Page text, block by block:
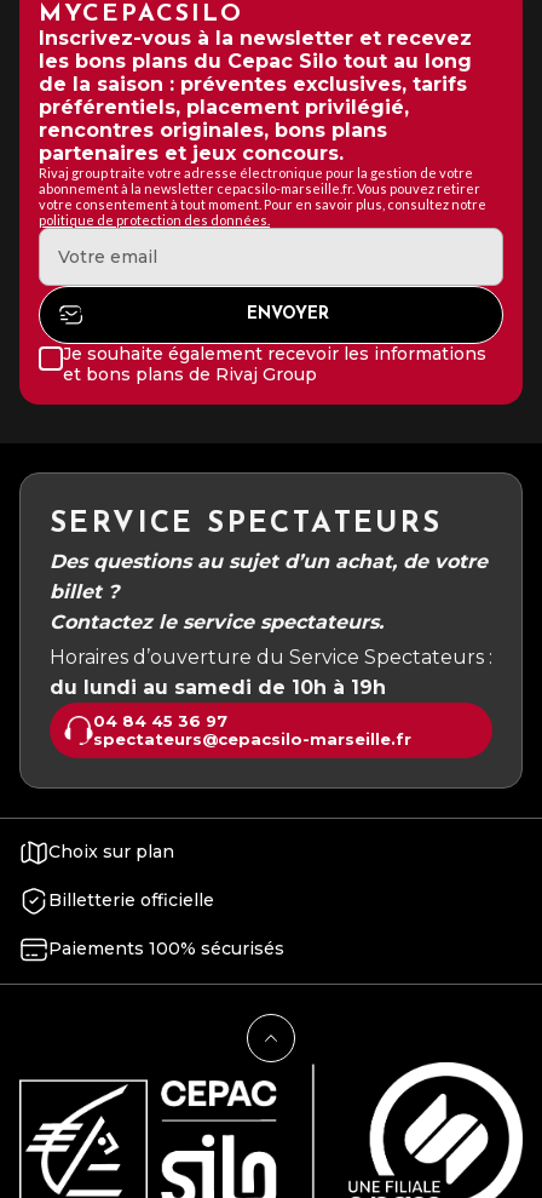
MYCEPACSILO
Inscrivez-vous à la newsletter et recevez
les bons plans du Cepac Silo tout au long
de la saison : préventes exclusives, tarifs
préférentiels, placement privilégié,
rencontres originales, bons plans
partenaires et jeux concours.
Rivaj group traite votre adresse électronique pour la gestion de votre
abonnement à la newsletter cepacsilo-marseille.fr. Vous pouvez retirer
votre consentement à tout moment. Pour en savoir plus, consultez notre
politique de protection des données.
Je souhaite également recevoir les informations
et bons plans de Rivaj Group
SERVICE SPECTATEURS
Des questions au sujet d’un achat, de votre
billet ?
Contactez le service spectateurs.
Horaires d’ouverture du Service Spectateurs :
du lundi au samedi de 10h à 19h
04 84 45 36 97
spectateurs@cepacsilo-marseille.fr
Choix sur plan
Billetterie officielle
Paiements 100% sécurisés